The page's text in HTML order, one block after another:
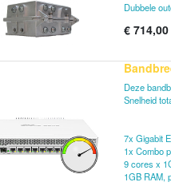
Dubbele
€ 714,00
Deze
Snelheid
7x Gigabit
1x Combo
9 cores x
1GB RAM,